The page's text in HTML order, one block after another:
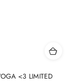
<3 LIMITED